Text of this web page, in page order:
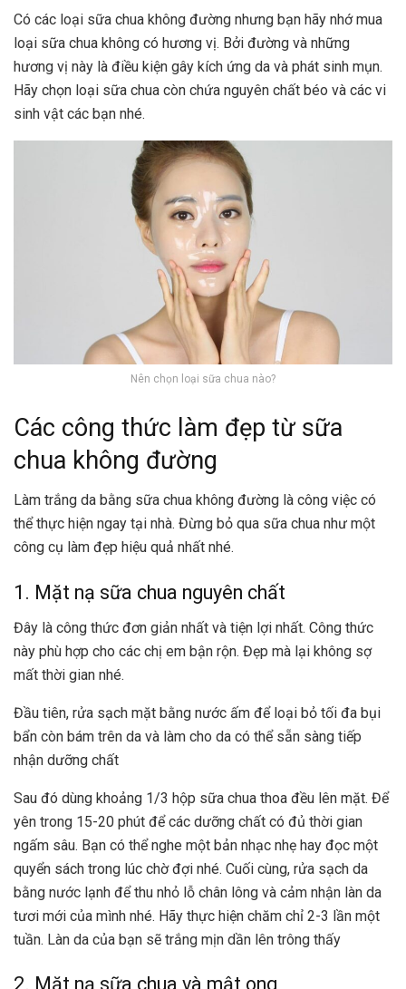
Có các loại sữa chua không đường nhưng bạn hãy nhớ mua
loại sữa chua không có hương vị. Bởi đường và những
hương vị này là điều kiện gây kích ứng da và phát sinh mụn.
Hãy chọn loại sữa chua còn chứa nguyên chất béo và các vi
sinh vật các bạn nhé.
Nên chọn loại sữa chua nào?
Các công thức làm đẹp từ sữa
chua không đường
Làm trắng da bằng sữa chua không đường là công việc có
thể thực hiện ngay tại nhà. Đừng bỏ qua sữa chua như một
công cụ làm đẹp hiệu quả nhất nhé.
1. Mặt nạ sữa chua nguyên chất
Đây là công thức đơn giản nhất và tiện lợi nhất. Công thức
này phù hợp cho các chị em bận rộn. Đẹp mà lại không sợ
mất thời gian nhé.
Đầu tiên, rửa sạch mặt bằng nước ấm để loại bỏ tối đa bụi
bẩn còn bám trên da và làm cho da có thể sẵn sàng tiếp
nhận dưỡng chất
Sau đó dùng khoảng 1/3 hộp sữa chua thoa đều lên mặt. Để
yên trong 15-20 phút để các dưỡng chất có đủ thời gian
ngấm sâu. Bạn có thể nghe một bản nhạc nhẹ hay đọc một
quyển sách trong lúc chờ đợi nhé. Cuối cùng, rửa sạch da
bằng nước lạnh để thu nhỏ lỗ chân lông và cảm nhận làn da
tươi mới của mình nhé. Hãy thực hiện chăm chỉ 2-3 lần một
tuần. Làn da của bạn sẽ trắng mịn dần lên trông thấy
2. Mặt nạ sữa chua và mật ong